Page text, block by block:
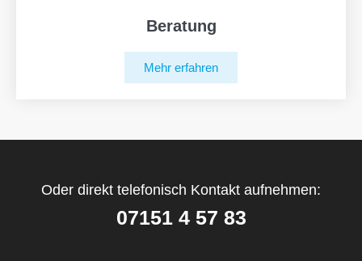
Beratung
Mehr erfahren
Oder direkt telefonisch Kontakt aufnehmen:
07151 4 57 83